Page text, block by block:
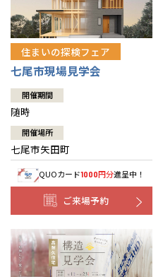
住まいの探検フェア
七尾市現場見学会
開催期間
随時
開催場所
七尾市矢田町
QUOカード1000円分進呈中！
ご来場予約